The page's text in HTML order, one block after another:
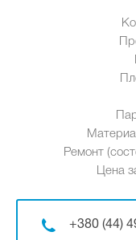
Ремонт
Цена
+380 (44)